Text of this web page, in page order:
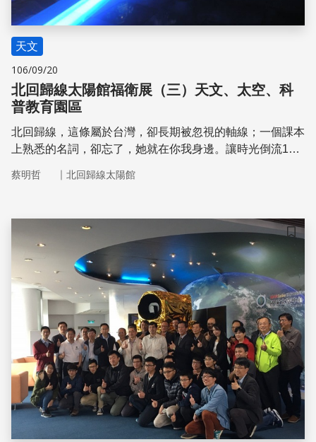
天文
106/09/20
北回歸線太陽館福衛展（三）天文、太空、科
普教育園區
北回歸線，這條屬於台灣，卻長期被忽視的軸線；一個課本
上熟悉的名詞，卻忘了，她就在你我身邊。讓時光倒流108
經歷過6代地標的更迭，演化出北回歸線太陽館，已成為雲
蔡明哲 ｜ 北回歸線太陽館
儲存